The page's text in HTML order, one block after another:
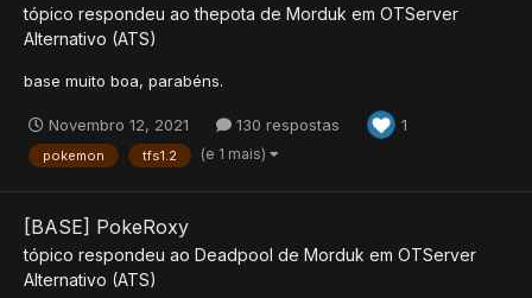
tópico respondeu aothepota de Morduk em OTServer
Alternativo (ATS)
base muito boa, parabéns.
Novembro 12, 2021 130 respostas 1
pokemon tfs1.2 (e 1 mais)
[BASE] PokeRoxy
tópico respondeu ao Deadpool de Morduk em OTServer
Alternativo (ATS)